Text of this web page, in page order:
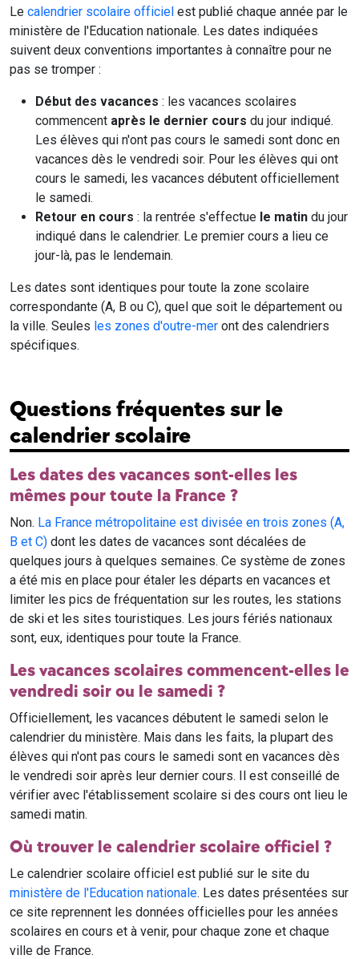
Le calendrier scolaire officiel est publié chaque année par le
ministère de l'Education nationale. Les dates indiquées
suivent deux conventions importantes à connaître pour ne
pas se tromper :
Début des vacances : les vacances scolaires
commencent après le dernier cours du jour indiqué.
Les élèves qui n'ont pas cours le samedi sont donc en
vacances dès le vendredi soir. Pour les élèves qui ont
cours le samedi, les vacances débutent officiellement
le samedi.
Retour en cours : la rentrée s'effectue le matin du jour
indiqué dans le calendrier. Le premier cours a lieu ce
jour-là, pas le lendemain.
Les dates sont identiques pour toute la zone scolaire
correspondante (A, B ou C), quel que soit le département ou
la ville. Seules les zones d'outre-mer ont des calendriers
spécifiques.
Questions fréquentes sur le
calendrier scolaire
Les dates des vacances sont-elles les
mêmes pour toute la France ?
Non. La France métropolitaine est divisée en trois zones (A,
B et C) dont les dates de vacances sont décalées de
quelques jours à quelques semaines. Ce système de zones
a été mis en place pour étaler les départs en vacances et
limiter les pics de fréquentation sur les routes, les stations
de ski et les sites touristiques. Les jours fériés nationaux
sont, eux, identiques pour toute la France.
Les vacances scolaires commencent-elles le
vendredi soir ou le samedi ?
Officiellement, les vacances débutent le samedi selon le
calendrier du ministère. Mais dans les faits, la plupart des
élèves qui n'ont pas cours le samedi sont en vacances dès
le vendredi soir après leur dernier cours. Il est conseillé de
vérifier avec l'établissement scolaire si des cours ont lieu le
samedi matin.
Où trouver le calendrier scolaire officiel ?
Le calendrier scolaire officiel est publié sur le site du
ministère de l'Education nationale. Les dates présentées sur
ce site reprennent les données officielles pour les années
scolaires en cours et à venir, pour chaque zone et chaque
ville de France.